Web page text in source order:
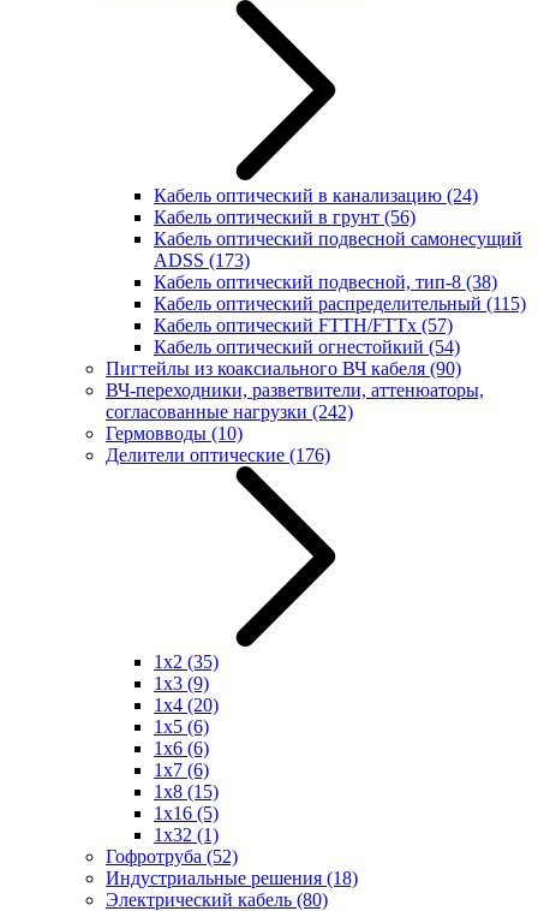
Кабель оптический в канализацию (24)
Кабель оптический в грунт (56)
Кабель оптический подвесной самонесущий
ADSS (173)
Кабель оптический подвесной, тип-8 (38)
Кабель оптический распределительный (115)
Кабель оптический FTTH/FTTx (57)
Кабель оптический огнестойкий (54)
Пигтейлы из коаксиального ВЧ кабеля (90)
ВЧ-переходники, разветвители, аттенюаторы,
согласованные нагрузки (242)
Гермовводы (10)
Делители оптические (176)
1x2 (35)
1x3 (9)
1x4 (20)
1x5 (6)
1x6 (6)
1x7 (6)
1x8 (15)
1x16 (5)
1x32 (1)
Гофротруба (52)
Индустриальные решения (18)
Электрический кабель (80)